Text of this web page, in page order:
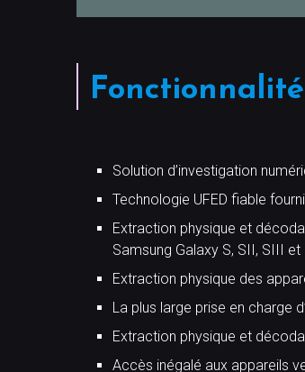
Solution d’investigation
Technologie UFED fiable
Extraction physique et
Samsung Galaxy S, SII, SIII
Extraction physique des
La plus large prise en charge
Extraction physique et
Accès inégalé aux appareils